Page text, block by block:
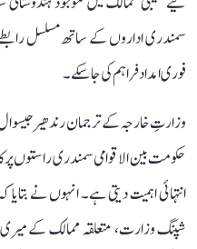
سمندری اداروں کے ساتھ مسلسل رابطے
فوری امداد فراہم کی جا سکے۔
وزارتِ خارجہ کے ترجمان رندھیر
حکومت بین الاقوامی سمندری راستوں پر
انتہائی اہمیت دیتی ہے۔ انہوں نے
شپنگ وزارت، متعلقہ ممالک کے میری